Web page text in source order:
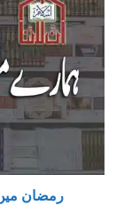
رمضان